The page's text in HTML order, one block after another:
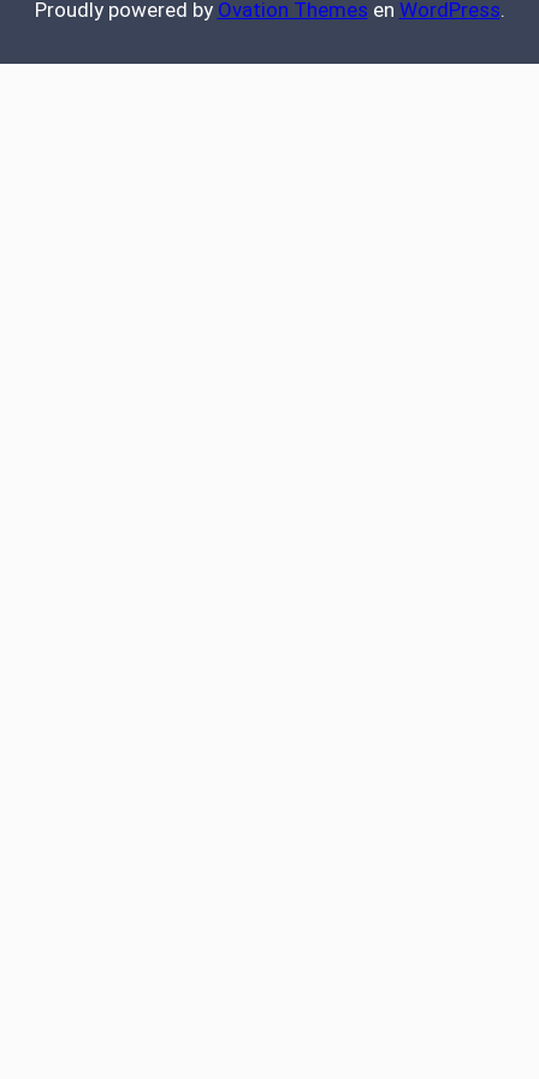
Proudly powered by Ovation Themes en WordPress.